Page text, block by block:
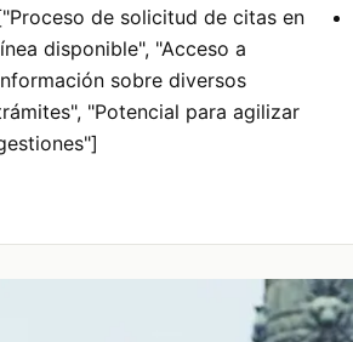
de solicitud de citas en
disponible", "Acceso a
sobre diversos
"Potencial para agilizar